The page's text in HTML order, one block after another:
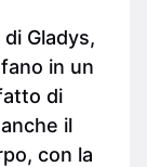
Gladys,
in un
di
il
con la